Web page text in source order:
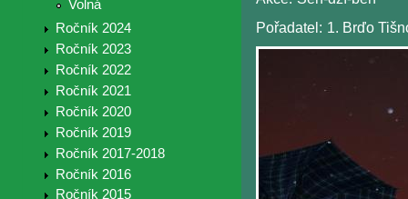
Volná
Ročník 2024
Ročník 2023
Ročník 2022
Ročník 2021
Ročník 2020
Ročník 2019
Ročník 2017-2018
Ročník 2016
Ročník 2015
Pořadatel: 1. Brďo